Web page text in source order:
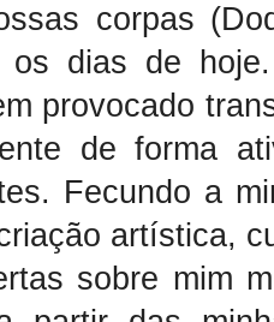
corpas
dias de
provocado
de forma
Fecundo a
artística,
sobre mim